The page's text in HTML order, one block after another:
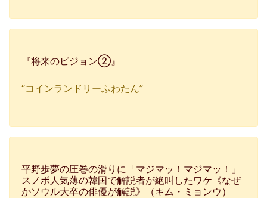
『将来のビジョン②』
“コインランドリーふわたん”
平野歩夢の圧巻の滑りに「マジマッ！マジマッ！」
スノボ人気薄の韓国で解説者が絶叫したワケ《なぜ
かソウル大卒の俳優が解説》（キム・ミョンウ）